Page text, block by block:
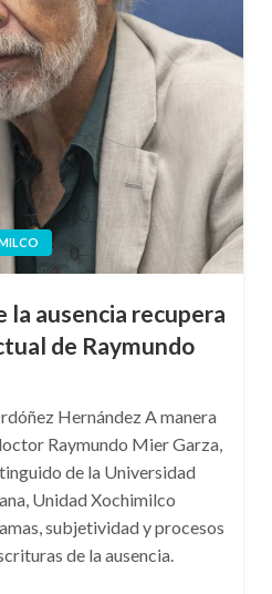
la ausencia recupera
de Raymundo
Hernández A manera
Raymundo Mier Garza,
de la Universidad
Unidad Xochimilco
subjetividad y procesos
de la ausencia.